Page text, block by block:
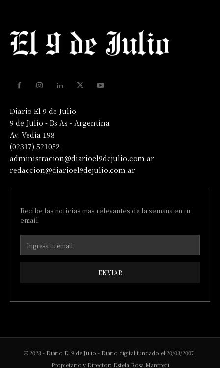
Diario El 9 de Julio
9 de Julio - Bs As - Argentina
Av. Vedia 198
(02317) 521052
administracion@diarioel9dejulio.com.ar
redaccion@diarioel9dejulio.com.ar
Recibe las noticias mas relevantes de la semana en tu
email.
ENVIAR
© 2023 - Diario El 9 de Julio - Diario digital fundado el 20/03/2007 |
Propietario y Director: Estela Rosa Manfredi